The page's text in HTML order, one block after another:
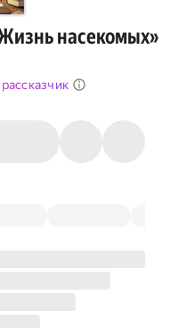
насекомых»